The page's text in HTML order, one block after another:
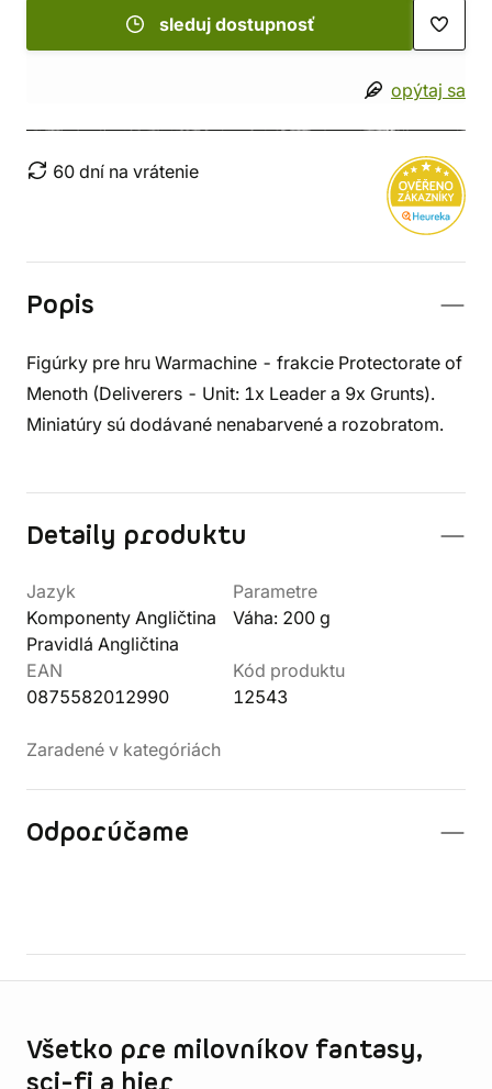
sleduj dostupnosť
opýtaj sa
60 dní na vrátenie
Popis
Figúrky pre hru Warmachine - frakcie Protectorate of
Menoth (Deliverers - Unit: 1x Leader a 9x Grunts).
Miniatúry sú dodávané nenabarvené a rozobratom.
Detaily produktu
Jazyk
Komponenty Angličtina
Pravidlá Angličtina
Parametre
Váha: 200 g
EAN
0875582012990
Kód produktu
12543
Zaradené v kategóriách
Odporúčame
Všetko pre milovníkov fantasy,